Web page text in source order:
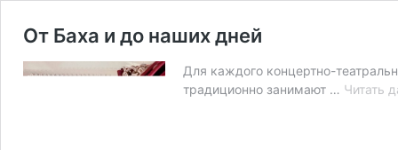
От Баха и до наших дней
Для каждого концертно-
традиционно занимают … Читать